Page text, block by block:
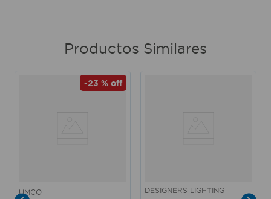
Productos Similares
-23 % off
UMCO DESIGNERS LIGHTING